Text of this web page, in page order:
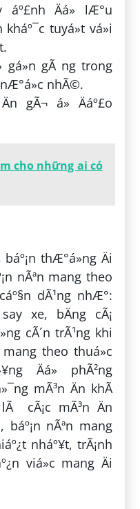
Äá» lÆ°u
tuyá»t vá»i
gá»n gÃ ng trong
nhÃ©.
gÃ¬ á» Äáº£o
cho những ai có
thÆ°á»ng Äi
nÃªn mang theo
cáº§n dÃ¹ng nhÆ°:
xe, bÄng cÃ¡
cÃ´n trÃ¹ng khi
mang theo thuá»c
Äá» phÃ²ng
mÃ³n Än khÃ
lÃ cÃ¡c mÃ³n Än
báº¡n nÃªn mang
nháº¥t, trÃ¡nh
viá»c mang Äi